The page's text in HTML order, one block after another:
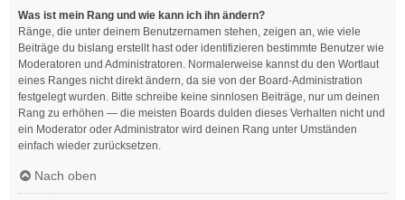
Was ist mein Rang und wie kann ich ihn ändern?
Ränge, die unter deinem Benutzernamen stehen, zeigen an, wie viele
Beiträge du bislang erstellt hast oder identifizieren bestimmte Benutzer wie
Moderatoren und Administratoren. Normalerweise kannst du den Wortlaut
eines Ranges nicht direkt ändern, da sie von der Board-Administration
festgelegt wurden. Bitte schreibe keine sinnlosen Beiträge, nur um deinen
Rang zu erhöhen — die meisten Boards dulden dieses Verhalten nicht und
ein Moderator oder Administrator wird deinen Rang unter Umständen
einfach wieder zurücksetzen.
Nach oben